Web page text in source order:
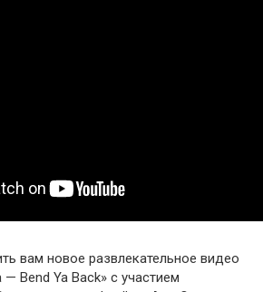
вам новое развлекательное видео
Bend Ya Back» с участием